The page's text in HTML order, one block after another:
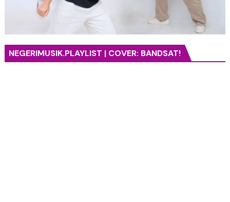
NEGERIMUSIK.PLAYLIST | COVER: BANDSAT!